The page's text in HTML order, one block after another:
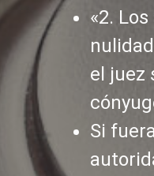
«2.
el juez
Si